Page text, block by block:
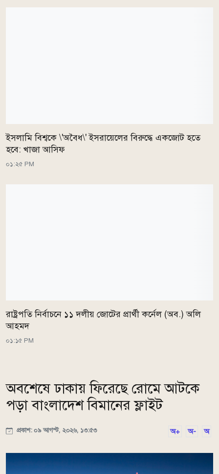
ইসলামি বিশ্বকে \'অবৈধ\' ইসরায়েলের বিরুদ্ধে একজোট হতে
হবে: খাজা আসিফ
০১:২৫ PM
রাষ্ট্রপতি নির্বাচনে ১১ দলীয় জোটের প্রার্থী কর্নেল (অব.) অলি
আহমদ
০১:১৫ PM
অবশেষে ঢাকায় ফিরেছে রোমে আটকে
পড়া বাংলাদেশ বিমানের ফ্লাইট
প্রকাশ: ০৯ আগস্ট, ২০২৬, ১৩:৫৩ অ+ অ- অ